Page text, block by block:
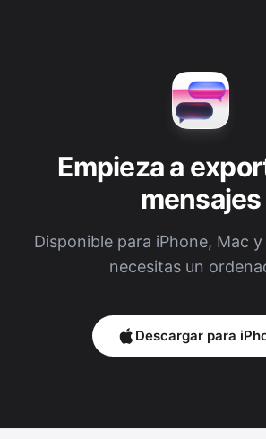
Empieza a
mensajes
Disponible para iPhone, Mac
necesitas un
Descargar para